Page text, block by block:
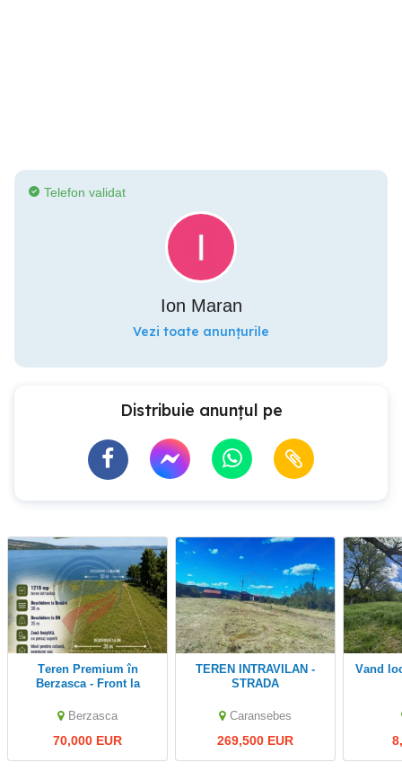
Telefon validat
Ion Maran
Vezi toate anunțurile
Distribuie anunțul pe
Teren Premium în
Berzasca - Front la
vanzare
Berzasca
70,000 EUR
TEREN INTRAVILAN -
STRADA
CARANSEBEȘ\JUD.CARAȘ-
Caransebes
269,500 EUR
Vand